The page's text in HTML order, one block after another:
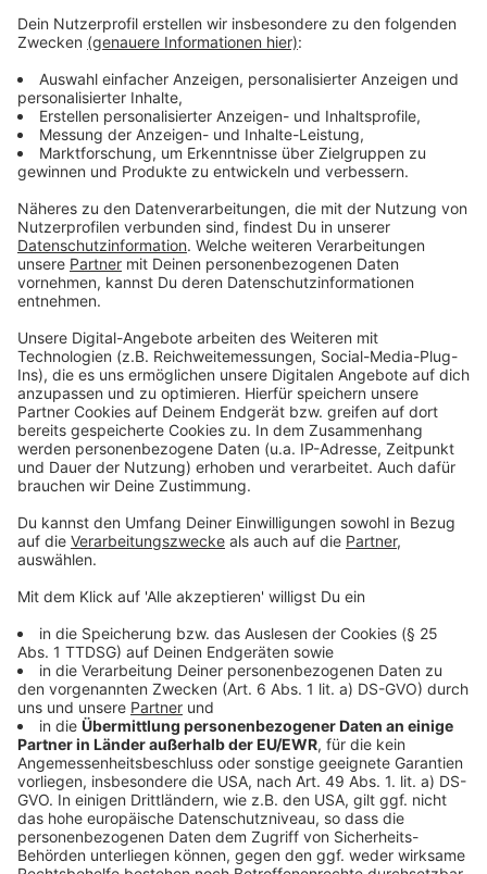
tragen diese Kosten bewusst, um die große
Versorgungslücke, die in diesem Fachbereich existiert,
Führungsetage des Klinikums. „Dabei sind wir jedoch
auf finanzielle Hilfe angewiesen." Die Spende von
Bayer 04 würde deswegen viel bedeuten, so das
Klinikum.
Anzeige
Mehr Nachrichten aus Leverkusen
Anzeige
Schwache Kaufkraft belastet Leverkusener
Wirtschaft
Leverkusener Laufevent: Datum abhängig vom
Leverkusener Ordnungsdienst kontrolliert
Jugendschutz
Anzeige
Anzeige